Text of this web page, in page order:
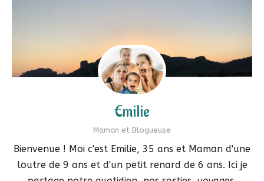
Emilie
Maman et Blogueuse
Bienvenue ! Moi c'est Emilie, 35 ans et Maman d'une
loutre de 9 ans et d'un petit renard de 6 ans. Ici je